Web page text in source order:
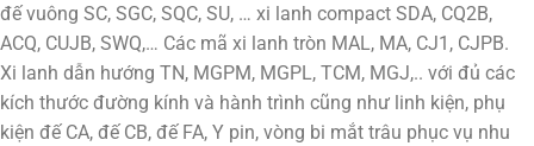
đế vuông SC, SGC, SQC, SU, … xi lanh compact SDA, CQ2B,
ACQ, CUJB, SWQ,… Các mã xi lanh tròn MAL, MA, CJ1, CJPB.
Xi lanh dẫn hướng TN, MGPM, MGPL, TCM, MGJ,.. với đủ các
kích thước đường kính và hành trình cũng như linh kiện, phụ
kiện đế CA, đế CB, đế FA, Y pin, vòng bi mắt trâu phục vụ nhu